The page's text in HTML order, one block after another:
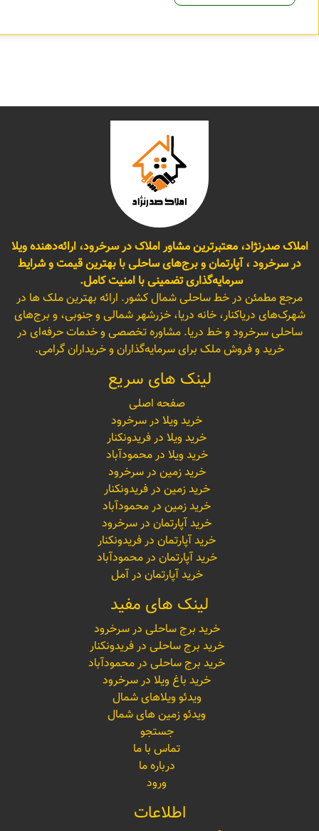
املاک صدرنژاد، معتبرترین مشاور املاک در سرخرود، ارائه‌دهنده ویلا
در سرخرود ، آپارتمان و برج‌های ساحلی با بهترین قیمت و شرایط
سرمایه‌گذاری تضمینی با امنیت کامل.
مرجع مطمئن در خط ساحلی شمال کشور. ارائه بهترین ملک ها در
شهرک‌های دریاکنار، خانه دریا، خزرشهر شمالی و جنوبی، و برج‌های
ساحلی سرخرود و خط دریا. مشاوره تخصصی و خدمات حرفه‌ای در
خرید و فروش ملک برای سرمایه‌گذاران و خریداران گرامی.
لینک های سریع
صفحه اصلی
خرید ویلا در سرخرود
خرید ویلا در فریدونکنار
خرید ویلا در محمودآباد
خرید زمین در سرخرود
خرید زمین در فریدونکنار
خرید زمین در محمودآباد
خرید آپارتمان در سرخرود
خرید آپارتمان در فریدونکنار
خرید آپارتمان در محمودآباد
خرید آپارتمان در آمل
لینک های مفید
خرید برج ساحلی در سرخرود
خرید برج ساحلی در فریدونکنار
خرید برج ساحلی در محمودآباد
خرید باغ ویلا در سرخرود
ویدئو ویلاهای شمال
ویدئو زمین های شمال
جستجو
تماس با ما
درباره ما
ورود
اطلاعات